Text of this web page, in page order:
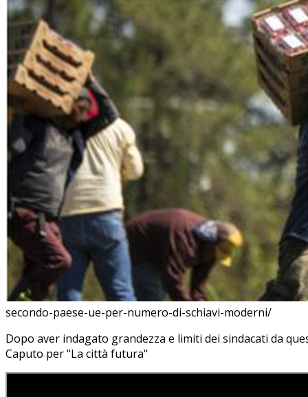
secondo-paese-ue-per-numero-di-schiavi-moderni/
Dopo aver indagato grandezza e limiti dei sindacati da
Caputo per "La città futura"